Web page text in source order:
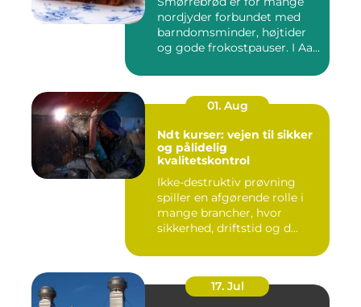
nordjyder forbundet med
barndomsminder, højtider
og gode frokostpauser. I Aa...
01. Aug
Ndt kurser: vejen til sikker
og pålidelig
kvalitetskontrol
Ikke-destruktiv prøvning
spiller en afgørende rolle i
mange brancher, hvor
sikkerhed, driftstid og d...
17. Jul